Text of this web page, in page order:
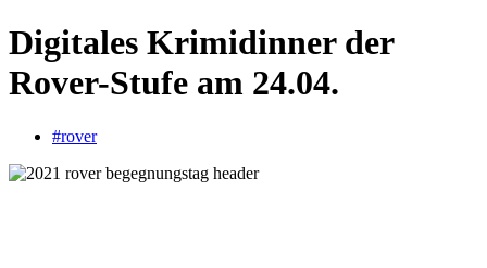
Digitales Krimidinner der
Rover-Stufe am 24.04.
#rover